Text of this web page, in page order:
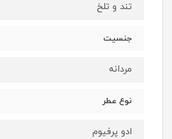
تند و تلخ
جنسیت
مردانه
نوع عطر
ادو پرفیوم